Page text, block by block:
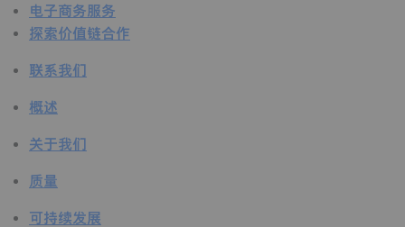
电子商务服务
探索价值链合作
联系我们
概述
关于我们
质量
可持续发展